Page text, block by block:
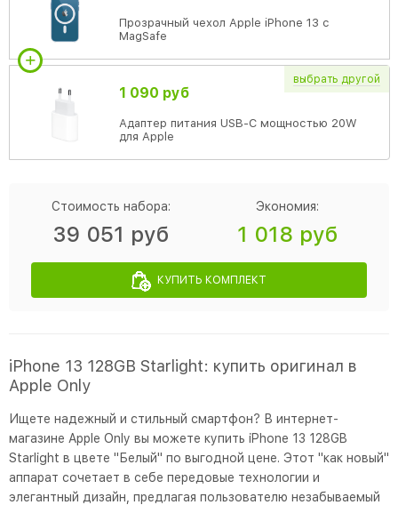
Прозрачный чехол Apple iPhone 13 c
MagSafe
выбрать другой
1 090 руб
Адаптер питания USB-C мощностью 20W
для Apple
Стоимость набора:
39 051 руб
Экономия:
1 018 руб
КУПИТЬ КОМПЛЕКТ
iPhone 13 128GB Starlight: купить оригинал в
Apple Only
Ищете надежный и стильный смартфон? В интернет-
магазине Apple Only вы можете купить iPhone 13 128GB
Starlight в цвете "Белый" по выгодной цене. Этот "как новый"
аппарат сочетает в себе передовые технологии и
элегантный дизайн, предлагая пользователю незабываемый